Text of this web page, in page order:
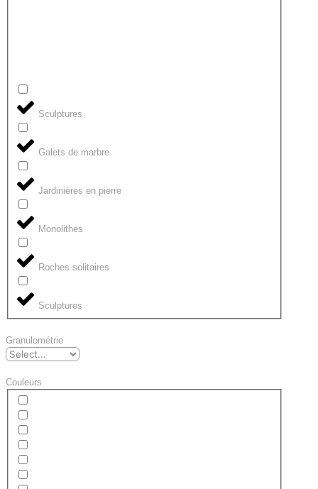
Sculptures
Galets de marbre
Jardinières en pierre
Monolithes
Roches solitaires
Sculptures
Granulométrie
Couleurs